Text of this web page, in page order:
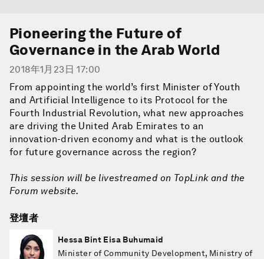
Pioneering the Future of
Governance in the Arab World
2018年1月23日 17:00
From appointing the world’s first Minister of Youth
and Artificial Intelligence to its Protocol for the
Fourth Industrial Revolution, what new approaches
are driving the United Arab Emirates to an
innovation-driven economy and what is the outlook
for future governance across the region?
This session will be livestreamed on TopLink and the
Forum website.
登壇者
Hessa Bint Eisa Buhumaid
Minister of Community Development, Ministry of